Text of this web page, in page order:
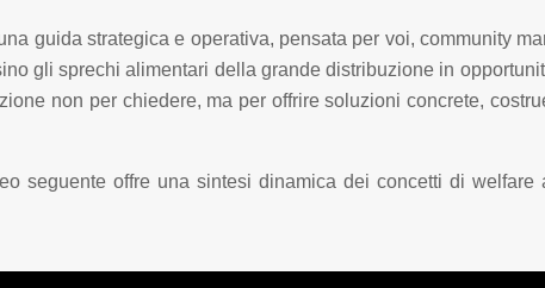
guida strategica e operativa, pensata per voi, community
gli sprechi alimentari della grande distribuzione in
non per chiedere, ma per offrire soluzioni concrete,
seguente offre una sintesi dinamica dei concetti di